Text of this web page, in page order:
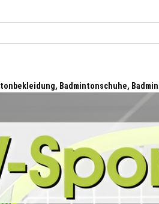
Badmintonschuhe,